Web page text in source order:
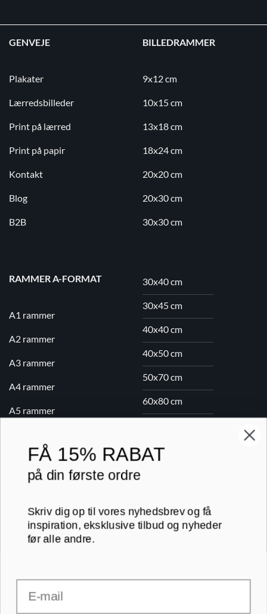
GENVEJE
Plakater
Lærredsbilleder
Print på lærred
Print på papir
Kontakt
Blog
B2B
BILLEDRAMMER
9x12 cm
10x15 cm
13x18 cm
18x24 cm
20x20 cm
20x30 cm
30x30 cm
RAMMER A-FORMAT
A1 rammer
A2 rammer
A3 rammer
A4 rammer
A5 rammer
30x40 cm
30x45 cm
40x40 cm
40x50 cm
50x70 cm
60x80 cm
Printogrammer.dk · Navervej 21 · 8382 Hinnerup · CVR 40736166 ·
(+45) 8844 1630 · kundeservice@printogrammer.dk
© 2026 Printogrammer.dk
FÅ 15% RABAT
på din første ordre
Skriv dig op til vores nyhedsbrev og få
inspiration, eksklusive tilbud og nyheder
før alle andre.